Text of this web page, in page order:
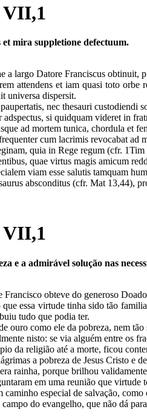
VII,1
mira suppletione defectuum.
a largo Datore Franciscus
attendens et iam quasi toto orbe
universa dispersit.
nec thesauri custodiendi
si quidquam videret in
ad mortem tunica, chordula et
cum lacrimis revocabat ad
quia in Rege regum (cfr.
quae virtus magis amicum
viam esse salutis tamquam
absconditus (cfr. Mat 13,44),
VII,1
e a admirável solução nas
Francisco obteve do generoso
essa virtude tinha sido tão
tudo que podia ter.
ouro como ele da pobreza, nem
nisto: se via alguém entre os
da religião até a morte, ficou
a pobreza de Jesus Cristo e
rainha, porque brilhou
em uma reunião que
caminho especial de salvação,
do evangelho, que não dá